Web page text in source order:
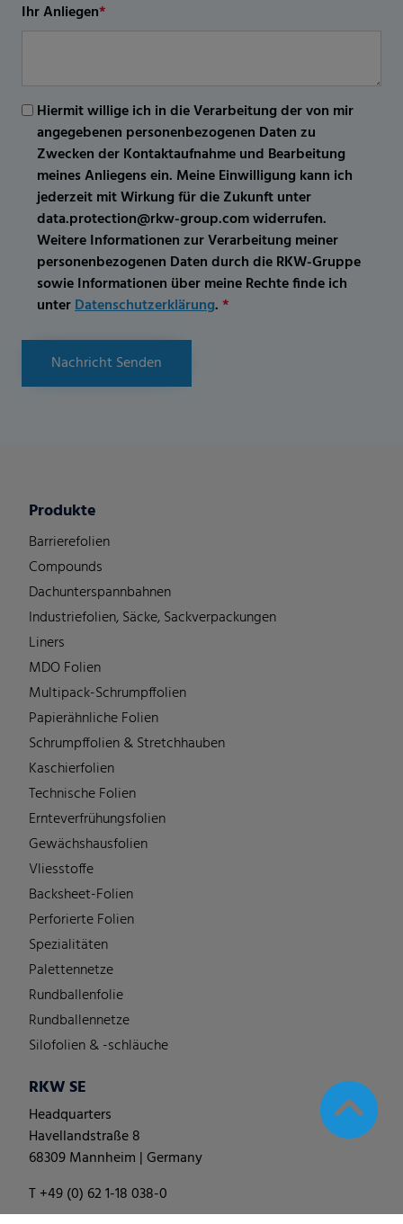
Ihr Anliegen*
Hiermit willige ich in die Verarbeitung der von mir
angegebenen personenbezogenen Daten zu
Zwecken der Kontaktaufnahme und Bearbeitung
meines Anliegens ein. Meine Einwilligung kann ich
jederzeit mit Wirkung für die Zukunft unter
data.protection@rkw-group.com widerrufen.
Weitere Informationen zur Verarbeitung meiner
personenbezogenen Daten durch die RKW-Gruppe
sowie Informationen über meine Rechte finde ich
unterDatenschutzerklärung.*
Nachricht Senden
Produkte
Barrierefolien
Compounds
Dachunterspannbahnen
Industriefolien, Säcke, Sackverpackungen
Liners
MDO Folien
Multipack-Schrumpffolien
Papierähnliche Folien
Schrumpffolien & Stretchhauben
Kaschierfolien
Technische Folien
Ernteverfrühungsfolien
Gewächshausfolien
Vliesstoffe
Backsheet-Folien
Perforierte Folien
Spezialitäten
Palettennetze
Rundballenfolie
Rundballennetze
Silofolien & -schläuche
RKW SE
Headquarters
Havellandstraße 8
68309 Mannheim | Germany
T +49 (0) 62 1-18 038-0